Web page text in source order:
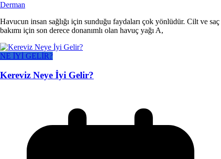
Derman
Havucun insan sağlığı için sunduğu faydaları çok yönlüdür. Cilt ve saç
bakımı için son derece donanımlı olan havuç yağı A,
NE İYİ GELİR?
Kereviz Neye İyi Gelir?